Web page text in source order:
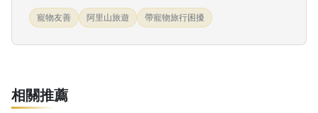
寵物友善 阿里山旅遊 帶寵物旅行困擾
相關推薦